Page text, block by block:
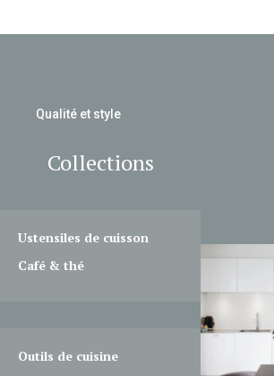
Qualité et style
Collections
Ustensiles de cuisson
Café & thé
Outils de cuisine